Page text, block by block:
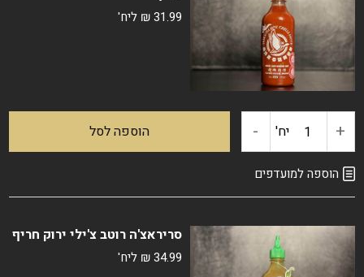
₪31.99 ליח'
+ כמות
של
יח' - הוספה לסל
הוספה למועדפים
סריראצ'ה רוטב צ'ילי ירוק חריף
₪34.99 ליח'